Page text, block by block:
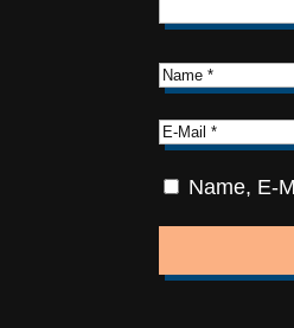
Name, E-